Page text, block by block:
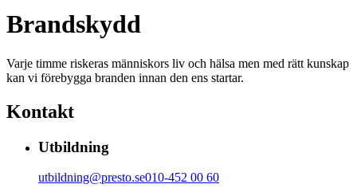
Brandskydd
Varje timme riskeras människors liv och hälsa men med rätt kunskap
kan vi förebygga branden innan den ens startar.
Kontakt
Utbildning
utbildning@presto.se010-452 00 60